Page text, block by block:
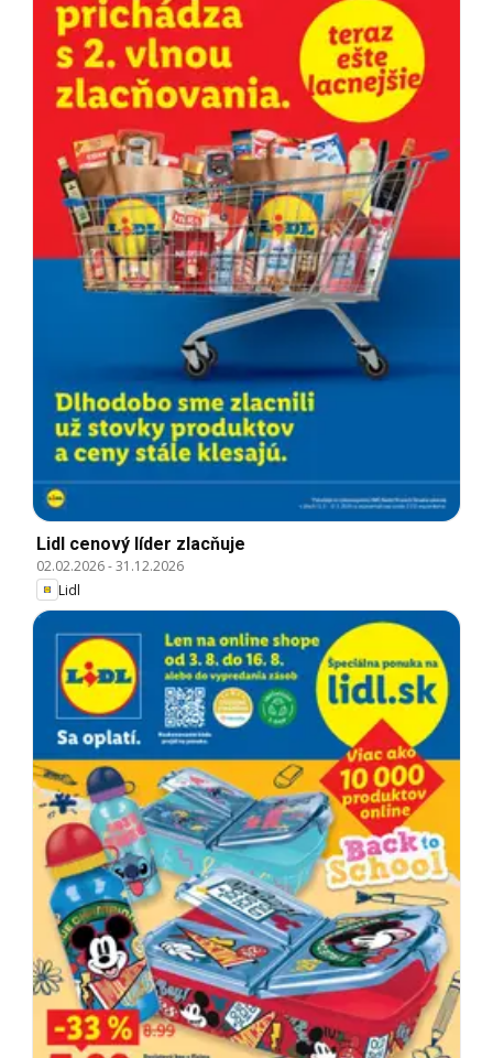
Lidl cenový líder zlacňuje
02.02.2026-31.12.2026
Lidl